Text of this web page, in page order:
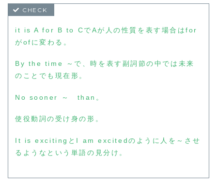
it is A for B to CでAが人の性質を表す場合はfor
がofに変わる。
By the time ～で、時を表す副詞節の中では未来
のことでも現在形。
No sooner ～ than。
使役動詞の受け身の形。
It is excitingとI am excitedのように人を～させ
るようなという単語の見分け。